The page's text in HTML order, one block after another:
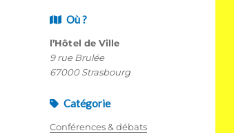
Où ?
l’Hôtel de Ville
9 rue Brulée
67000 Strasbourg
Catégorie
Conférences & débats